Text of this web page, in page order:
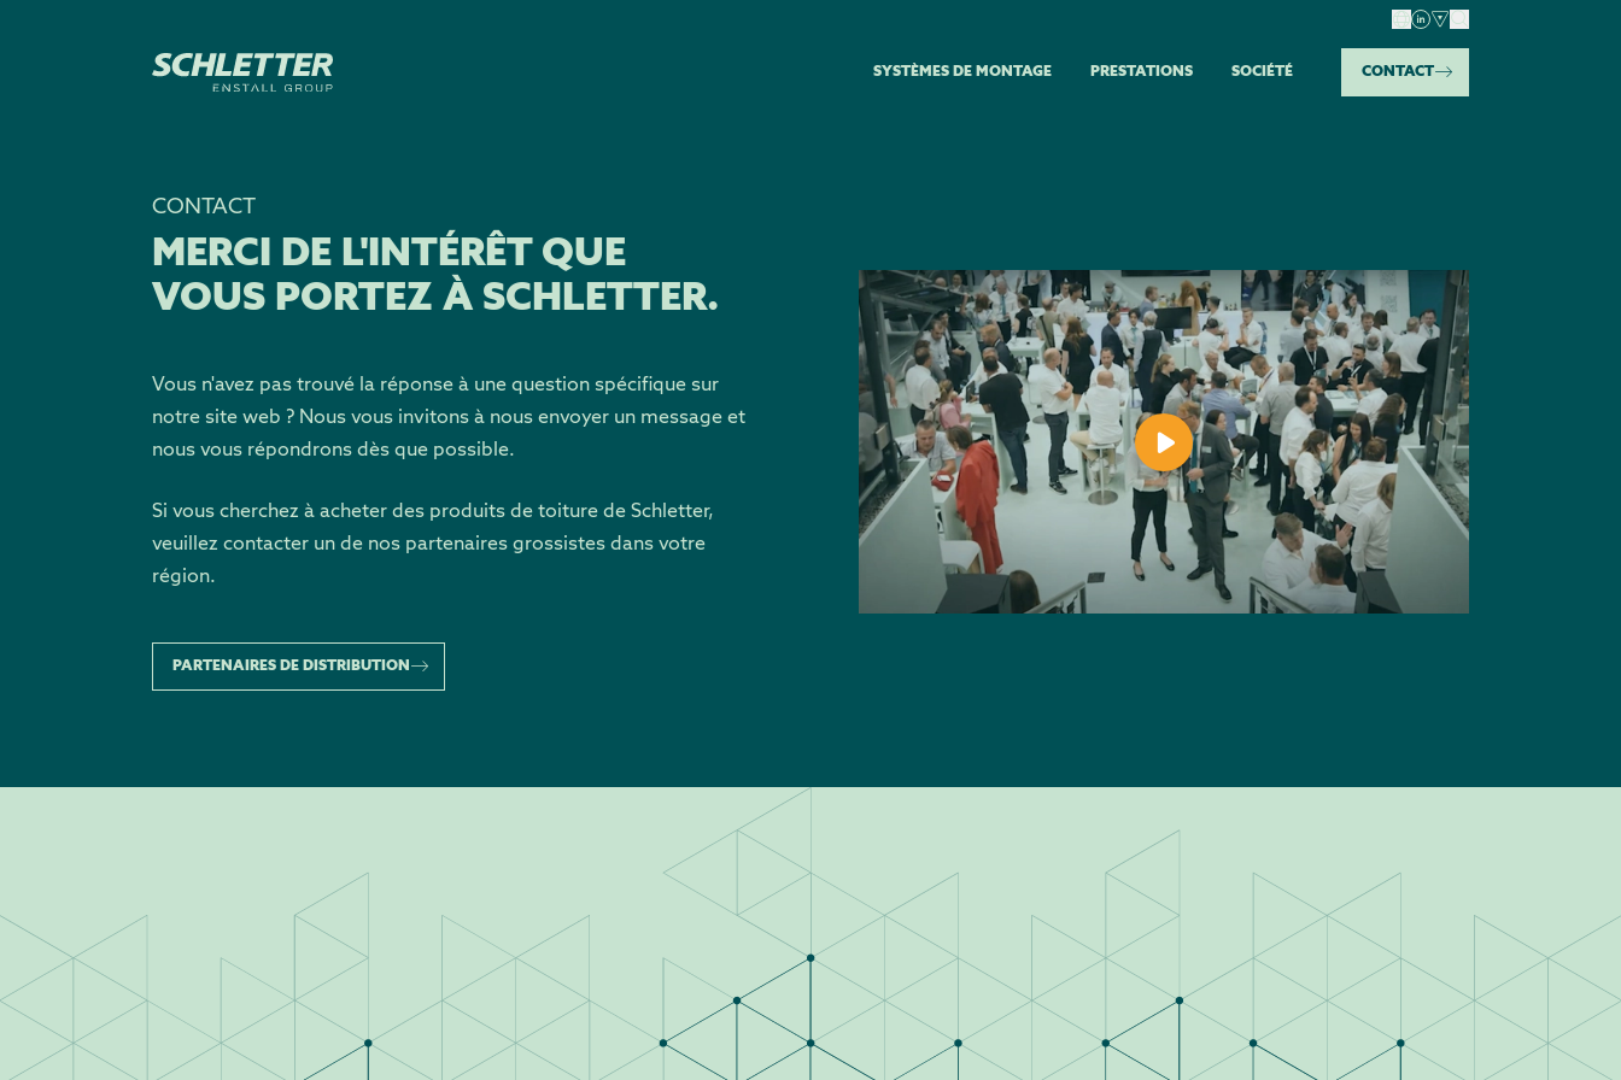
SYSTÈMES DE MONTAGE PRESTATIONS​​ SOCIÉTÉ​ CONTACT
CONTACT
MERCI DE L'INTÉRÊT QUE
VOUS PORTEZ À SCHLETTER.
Vous n'avez pas trouvé la réponse à une question spécifique sur
notre site web ? Nous vous invitons à nous envoyer un message et
nous vous répondrons dès que possible.
Si vous cherchez à acheter des produits de toiture de Schletter,
veuillez contacter un de nos partenaires grossistes dans votre
région.
PARTENAIRES DE DISTRIBUTION